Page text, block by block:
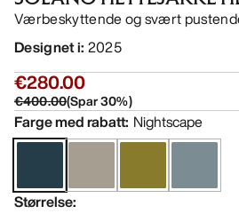
Værbeskyttende og svært
Designet i: 2025
€280.00
€400.00(Spar30%)
Farge med rabatt: Nightscape
Størrelse: